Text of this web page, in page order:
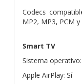
Codecs
MP2, MP3, PCM y
Smart TV
Sistema
Apple AirPlay: Sí